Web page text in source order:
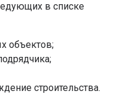
в списке
объектов;
строительства.